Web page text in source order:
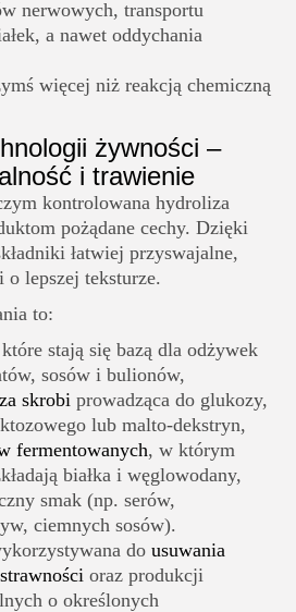
nerwowych, transportu
a nawet oddychania
więcej niż reakcją chemiczną
żywności –
i trawienie
kontrolowana hydroliza
pożądane cechy. Dzięki
łatwiej przyswajalne,
o lepszej teksturze.
to:
stają się bazą dla odżywek
sosów i bulionów,
skrobi prowadząca do glukozy,
lub malto-dekstryn,
fermentowanych, w którym
białka i węglowodany,
smak (np. serów,
ciemnych sosów).
do usuwania
oraz produkcji
o określonych